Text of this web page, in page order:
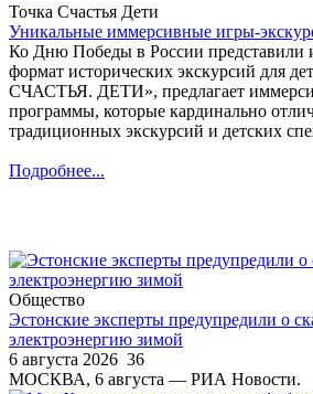
Точка Счастья Дети
Уникальные иммерсивные игры-
Ко Дню Победы в России представили
формат исторических экскурсий для
СЧАСТЬЯ. ДЕТИ», предлагает
программы, которые кардинально
традиционных экскурсий и детских
Подробнее...
Общество
Эстонские эксперты предупредили о
электроэнергию зимой
6 августа 2026 36
МОСКВА, 6 августа — РИА Новости.